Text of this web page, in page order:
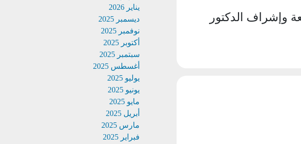
وإشراف الدكتور
يناير 2026
ديسمبر 2025
نوفمبر 2025
أكتوبر 2025
سبتمبر 2025
أغسطس 2025
يوليو 2025
يونيو 2025
مايو 2025
أبريل 2025
مارس 2025
فبراير 2025